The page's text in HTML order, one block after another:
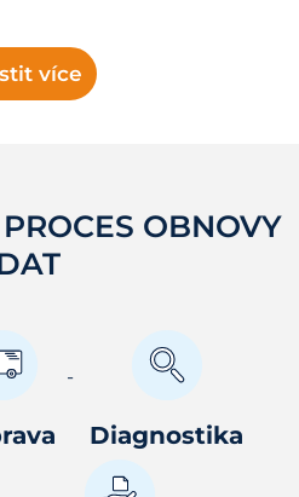
více
OBNOVY
Diagnostika